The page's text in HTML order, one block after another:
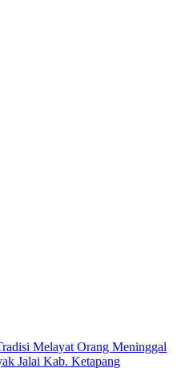
Melayat Orang Meninggal
Jalai Kab. Ketapang